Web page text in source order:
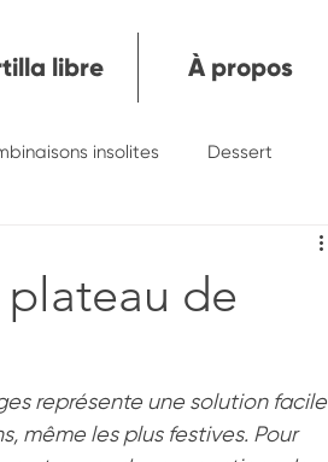
libre À propos
insolites Dessert
Effet Maillard Goût
de
représente une solution facile
même les plus festives. Pour